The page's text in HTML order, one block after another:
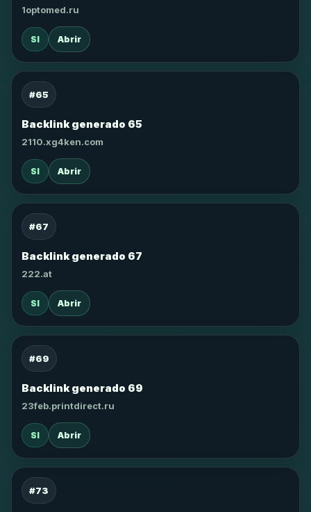
1optomed.ru
SI Abrir
#65
Backlink generado 65
2110.xg4ken.com
SI Abrir
#67
Backlink generado 67
222.at
SI Abrir
#69
Backlink generado 69
23feb.printdirect.ru
SI Abrir
#73